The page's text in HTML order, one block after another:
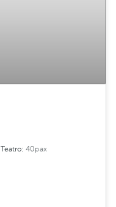
Teatro:40pax